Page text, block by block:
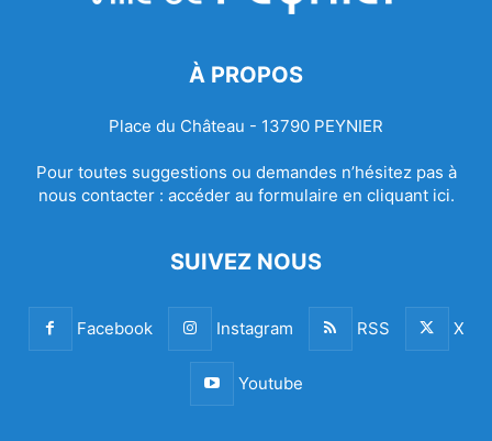
À PROPOS
Place du Château - 13790 PEYNIER
Pour toutes suggestions ou demandes n’hésitez pas à
nous contacter : accéder au formulaire en cliquant ici.
SUIVEZ NOUS
Facebook Instagram RSS X
Youtube